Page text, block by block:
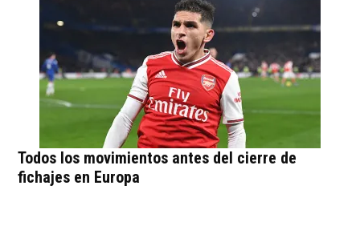
Todos los movimientos antes del cierre de
fichajes en Europa